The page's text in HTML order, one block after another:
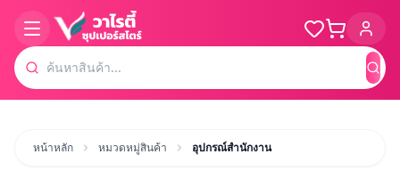
ค้น
หน้าหลัก หมวดหมู่สินค้า อุปกรณ์สำนักงาน